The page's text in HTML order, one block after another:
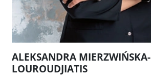
ALEKSANDRA MIERZWIŃSKA-
LOUROUDJIATIS